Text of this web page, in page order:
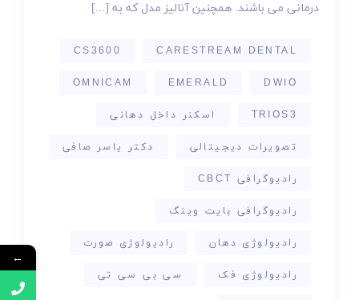
درمانی می باشند. همچنین آنالیز مدل که به […]
CARESTREAM DENTAL
CS3600
DWIO
EMERALD
OMNICAM
TRIOS3 اسکنر داخل دهانی
تصویرات دیجیتالی دکتر یاسر صافی
رادیوگرافی CBCT
رادیوگرافی بایت وینگ
رادیولوژی دهان رادیولوژی صورت
رادیولوژی فک سی بی سی تی
←